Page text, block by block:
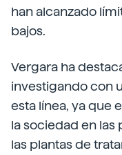
han alcanzado
bajos.
Vergara ha
investigando con
esta línea, ya que
la sociedad en las
las plantas de